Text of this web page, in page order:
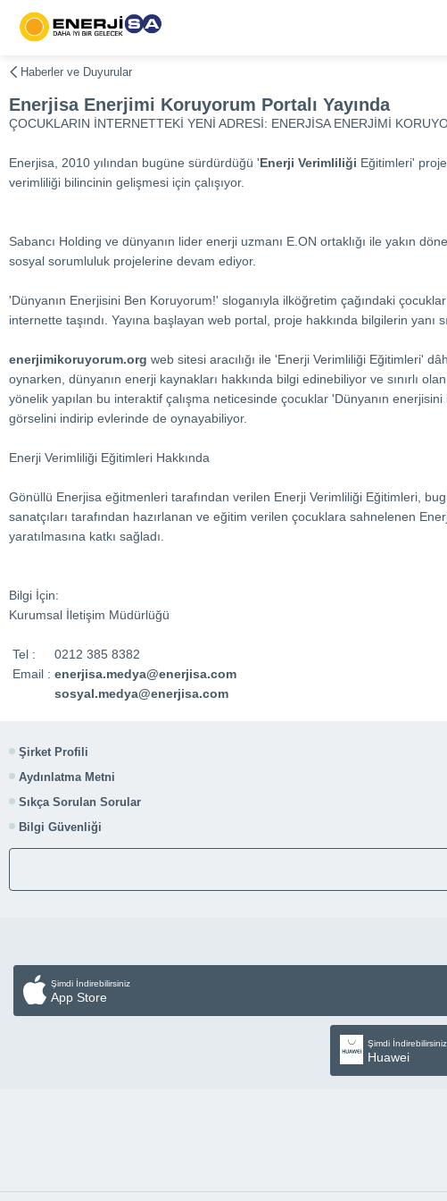
Haberler ve Duyurular
Enerjisa Enerjimi Koruyorum Portalı Yayında
ÇOCUKLARIN İNTERNETTEKİ YENİ ADRESİ: ENERJİSA ENERJİMİ
Enerjisa, 2010 yılından bugüne sürdürdüğü 'Enerji Verimliliği Eğitimleri'
verimliliği bilincinin gelişmesi için çalışıyor.
Sabancı Holding ve dünyanın lider enerji uzmanı E.ON ortaklığı ile yakın
sosyal sorumluluk projelerine devam ediyor.
'Dünyanın Enerjisini Ben Koruyorum!' sloganıyla ilköğretim çağındaki
internette taşındı. Yayına başlayan web portal, proje hakkında bilgilerin
enerjimikoruyorum.org web sitesi aracılığı ile 'Enerji Verimliliği Eğitimleri'
oynarken, dünyanın enerji kaynakları hakkında bilgi edinebiliyor ve sınırlı
yönelik yapılan bu interaktif çalışma neticesinde çocuklar 'Dünyanın
görselini indirip evlerinde de oynayabiliyor.
Enerji Verimliliği Eğitimleri Hakkında
Gönüllü Enerjisa eğitmenleri tarafından verilen Enerji Verimliliği Eğitimleri,
sanatçıları tarafından hazırlanan ve eğitim verilen çocuklara sahnelenen
yaratılmasına katkı sağladı.
Bilgi İçin:
Kurumsal İletişim Müdürlüğü
Tel :
0212 385 8382
Email : enerjisa.medya@enerjisa.com
sosyal.medya@enerjisa.com
Şirket Profili
Aydınlatma Metni
Sıkça Sorulan Sorular
Bilgi Güvenliği
Şimdi İndirebilirsiniz
App Store
Şimdi İndirebilirsiniz
Huawei